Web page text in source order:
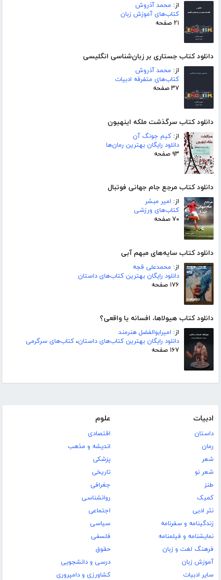
از: محمد آذروش
کتاب‌های آموزش زبان
۲۱ صفحه
دانلود کتاب جستاری بر زبان‌شناسی انگلیسی
از: محمد آذروش
کتاب‌های متفرقه ادبیات
۳۷ صفحه
دانلود کتاب سرگذشت ملکه اینهیون
از: کیم جونگ آن
دانلود رایگان بهترین رمان‌ها
۹۳ صفحه
دانلود کتاب مرجع جام جهانی فوتبال
از: امیر مبشر
کتاب‌های ورزشی
۷۰ صفحه
دانلود کتاب سایه‌های مبهم آبی
از: محمدعلی قجه
دانلود رایگان بهترین کتاب‌های داستان
۱۷۶ صفحه
دانلود کتاب هیولاها، افسانه یا واقعی؟
از: امیرابوالفضل هنرمند
دانلود رایگان بهترین کتاب‌های داستان، کتاب‌های سرگرمی
۱۶۷ صفحه
ادبیات
داستان
رمان
شعر
شعر نو
طنز
کمیک
نثر ادبی
زندگینامه و سفرنامه
نمایشنامه و فیلمنامه
فرهنگ لغت و زبان
آموزش زبان
سایر ادبیات
علوم
اقتصادی
اندیشه و مذهب
پزشکی
تاریخی
جغرافی
روانشناسی
اجتماعی
سیاسی
فلسفی
حقوق
درسی و دانشجویی
کشاورزی و دامپروری